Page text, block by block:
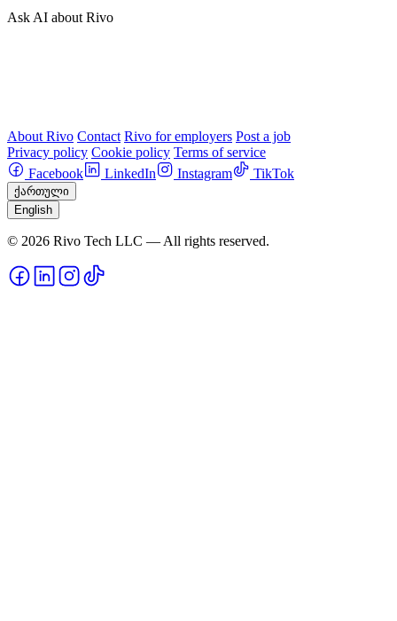
Ask AI about Rivo
About Rivo Contact Rivo for employers Post a job
Privacy policy Cookie policy Terms of service
Facebook
LinkedIn Instagram TikTok
ქართული
English
© 2026 Rivo Tech LLC — All rights reserved.